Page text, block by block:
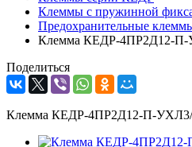
Клеммы с пружинной
Предохранительные
Клемма КЕДР-4ПР2Д12-П-
Поделиться
Клемма КЕДР-4ПР2Д12-П-УХЛ3/